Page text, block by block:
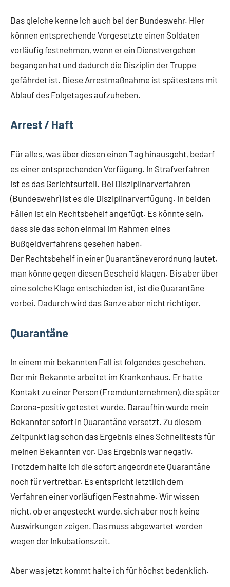
Das gleiche kenne ich auch bei der Bundeswehr. Hier
können entsprechende Vorgesetzte einen Soldaten
vorläufig festnehmen, wenn er ein Dienstvergehen
begangen hat und dadurch die Disziplin der Truppe
gefährdet ist. Diese Arrestmaßnahme ist spätestens mit
Ablauf des Folgetages aufzuheben.
Arrest / Haft
Für alles, was über diesen einen Tag hinausgeht, bedarf
es einer entsprechenden Verfügung. In Strafverfahren
ist es das Gerichtsurteil. Bei Disziplinarverfahren
(Bundeswehr) ist es die Disziplinarverfügung. In beiden
Fällen ist ein Rechtsbehelf angefügt. Es könnte sein,
dass sie das schon einmal im Rahmen eines
Bußgeldverfahrens gesehen haben.
Der Rechtsbehelf in einer Quarantäneverordnung lautet,
man könne gegen diesen Bescheid klagen. Bis aber über
eine solche Klage entschieden ist, ist die Quarantäne
vorbei. Dadurch wird das Ganze aber nicht richtiger.
Quarantäne
In einem mir bekannten Fall ist folgendes geschehen.
Der mir Bekannte arbeitet im Krankenhaus. Er hatte
Kontakt zu einer Person (Fremdunternehmen), die später
Corona-positiv getestet wurde. Daraufhin wurde mein
Bekannter sofort in Quarantäne versetzt. Zu diesem
Zeitpunkt lag schon das Ergebnis eines Schnelltests für
meinen Bekannten vor. Das Ergebnis war negativ.
Trotzdem halte ich die sofort angeordnete Quarantäne
noch für vertretbar. Es entspricht letztlich dem
Verfahren einer vorläufigen Festnahme. Wir wissen
nicht, ob er angesteckt wurde, sich aber noch keine
Auswirkungen zeigen. Das muss abgewartet werden
wegen der Inkubationszeit.
Aber was jetzt kommt halte ich für höchst bedenklich.